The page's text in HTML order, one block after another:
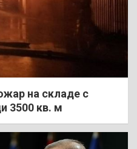
на складе с
3500 кв. м